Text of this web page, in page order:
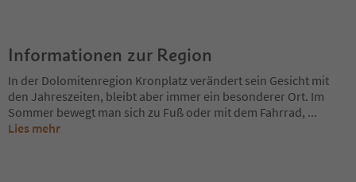
Informationen zur Region
In der Dolomitenregion Kronplatz verändert sein Gesicht mit
den Jahreszeiten, bleibt aber immer ein besonderer Ort. Im
Sommer bewegt man sich zu Fuß oder mit dem Fahrrad, ...
Lies mehr